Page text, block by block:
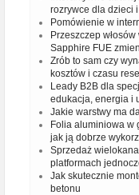
rozrywce dla dzieci i
Pomówienie w
Przeszczep
Sapphire FUE
Zrób to sam czy
kosztów i czasu
Leady B2B dla
edukacja, energia i
Jakie warstwy ma
Folia aluminiowa w
jak ją dobrze
Sprzedaż
platformach
Jak skutecznie
betonu